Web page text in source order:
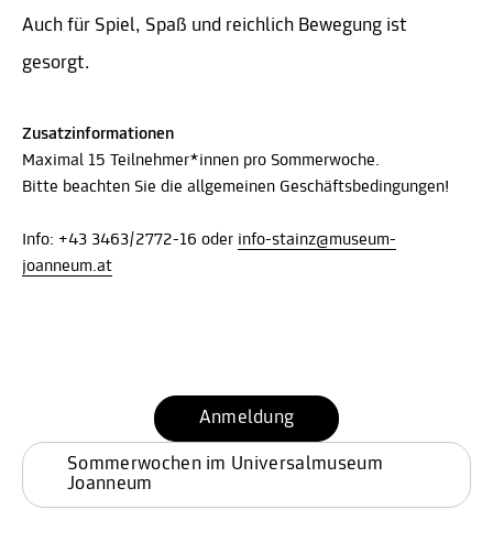
Auch für Spiel, Spaß und reichlich Bewegung ist
gesorgt.
Zusatzinformationen
Maximal 15 Teilnehmer*innen pro Sommerwoche.
Bitte beachten Sie die allgemeinen Geschäftsbedingungen!
Info: +43 3463/2772-16 oder info-stainz@museum-
joanneum.at
Anmeldung
Sommerwochen im Universalmuseum
Joanneum